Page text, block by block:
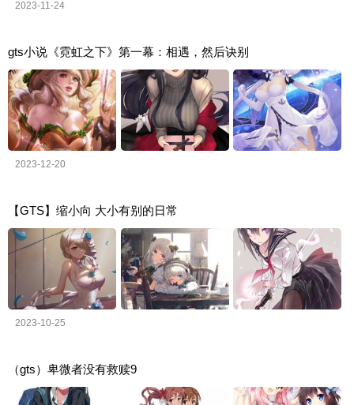
2023-11-24
gts小说《霓虹之下》第一幕：相遇，然后诀别
2023-12-20
【GTS】缩小向 大小有别的日常
2023-10-25
（gts）卑微者没有救赎9